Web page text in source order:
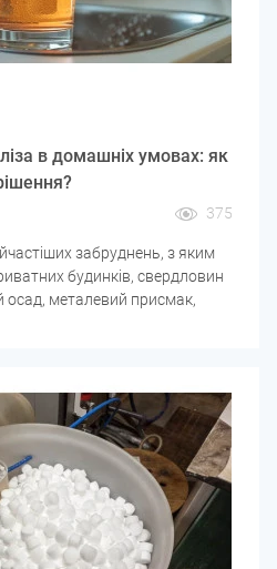
в домашніх умовах: як
375
забруднень, з яким
будинків, свердловин
осад, металевий присмак,